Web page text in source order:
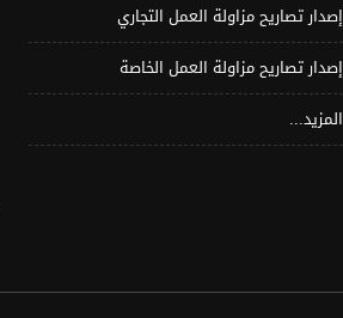
إصدار تصاريح مزاولة العمل التجاري
إصدار تصاريح مزاولة العمل الخاصة
المزيد...